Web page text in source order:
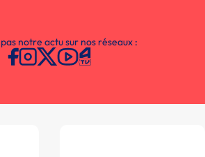
notre actu sur nos réseaux :